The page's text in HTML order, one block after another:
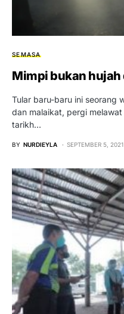
SEMASA
Mimpi bukan hujah
Tular baru-baru ini seorang
dan malaikat, pergi
tarikh…
BY NURDIEYLA SEPTEMBER 5, 2021